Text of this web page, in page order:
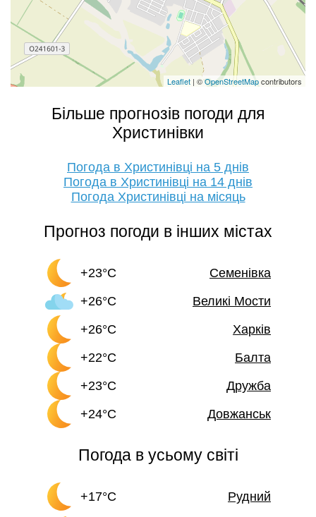
Leaflet | ©OpenStreetMapcontributors
Більше прогнозів погоди для
Христинівки
Погода в Христинівці на 5 днів
Погода в Христинівці на 14 днів
Погода Христинівці на місяць
Прогноз погоди в інших містах
+23°C
Семенівка
+26°C
Великі Мости
+26°C
Харків
+22°C
Балта
+23°C
Дружба
+24°C
Довжанськ
Погода в усьому світі
+17°C Рудний